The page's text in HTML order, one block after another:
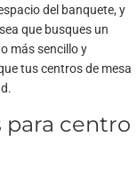
del banquete, y
que busques un
más sencillo y
tus centros de mesa
para centro